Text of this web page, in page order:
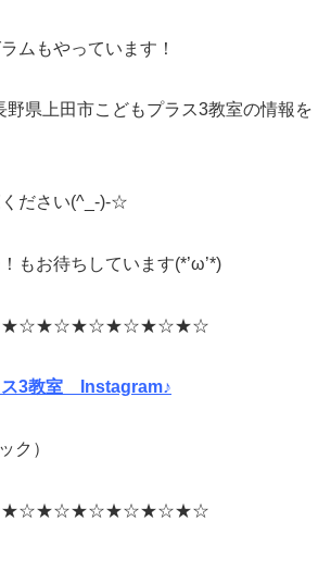
ムもやっています！
野県上田市こどもプラス3教室の情報を
ださい(^_-)-☆
もお待ちしています(*’ω’*)
ス3教室 Instagram♪
ク）